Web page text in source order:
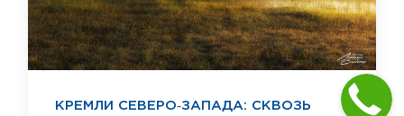
КРЕМЛИ СЕВЕРО‑ЗАПАДА: СКВОЗЬ